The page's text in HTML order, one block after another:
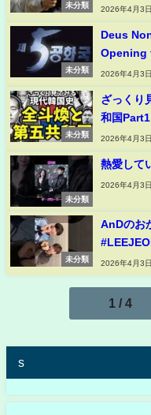
未分類
2026年4月3日
未分類
Deus
Opening
2026年4月3日
未分類
ざっくり
和国Part1
2026年4月3日
未分類
熱愛して
2026年4月3日
未分類
AnDのお
2026年4月3日
1 / 4
s